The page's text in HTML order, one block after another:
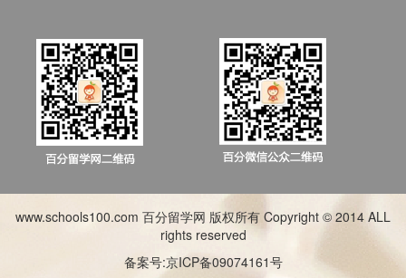
www.schools100.com 百分留学网 版权所有 Copyright © 2014 ALL
rights reserved
备案号:京ICP备09074161号